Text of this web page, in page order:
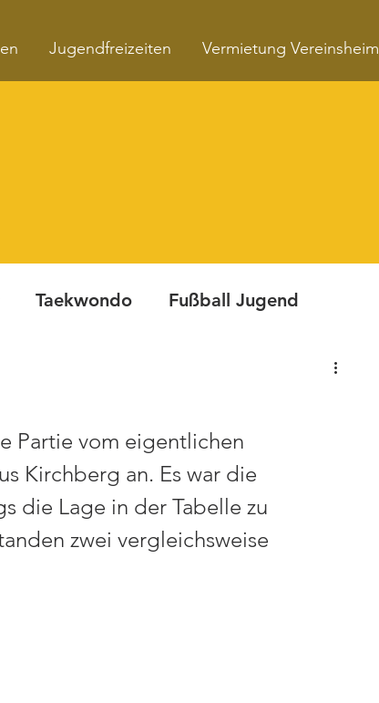
Jugendfreizeiten Vermietung Vereinsheim
Taekwondo Fußball Jugend
Fitnessboxen
Partie vom eigentlichen
Kirchberg an. Es war die
die Lage in der Tabelle zu
zwei vergleichsweise